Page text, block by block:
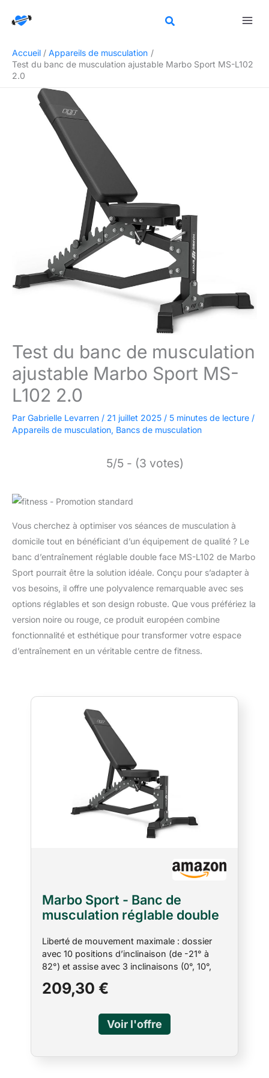
Accueil
Appareils de musculation
Test du banc de musculation ajustable Marbo Sport MS-L102
2.0
Test du banc de musculation
ajustable Marbo Sport MS-
L102 2.0
Par Gabrielle Levarren / 21 juillet 2025 / 5 minutes de lecture /
Appareils de musculation, Bancs de musculation
5/5 - (3 votes)
Vous cherchez à optimiser vos séances de musculation à
domicile tout en bénéficiant d’un équipement de qualité ? Le
banc d’entraînement réglable double face MS-L102 de Marbo
Sport pourrait être la solution idéale. Conçu pour s’adapter à
vos besoins, il offre une polyvalence remarquable avec ses
options réglables et son design robuste. Que vous préfériez la
version noire ou rouge, ce produit européen combine
fonctionnalité et esthétique pour transformer votre espace
d’entraînement en un véritable centre de fitness.
Marbo Sport - Banc de
musculation réglable double
assise 3 inclinaisons,
structure acier robuste,
capacité 300 kg,
rembourrage ergonomique -
Liberté de mouvement maximale : dossier
avec 10 positions d’inclinaison (de -21° à
82°) et assise avec 3 inclinaisons (0°, 10°,
précis. Polyvalent et évolutif : compatible
curl jambes, le pupitre à biceps ou la poulie
haute – transformation rapide pour un
209,30 €